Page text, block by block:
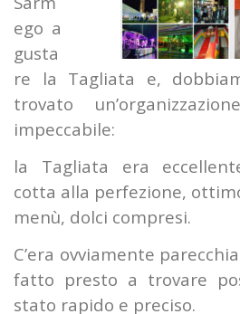
ego a
gusta
re la Tagliata e,
trovato
impeccabile:
la Tagliata era
cotta alla perfezione,
menù, dolci compresi.
C’era ovviamente
fatto presto a trovare
stato rapido e preciso.